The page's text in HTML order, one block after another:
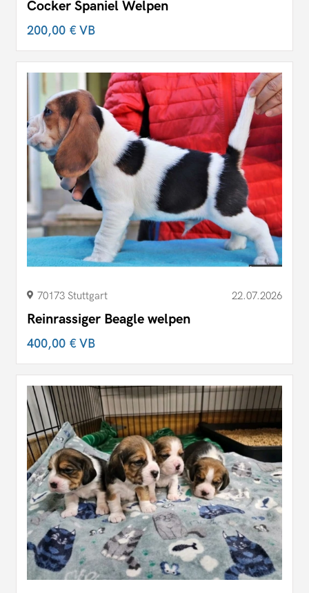
Cocker Spaniel Welpen
200,00 €VB
70173 Stuttgart 22.07.2026
Reinrassiger Beagle welpen
400,00 €VB